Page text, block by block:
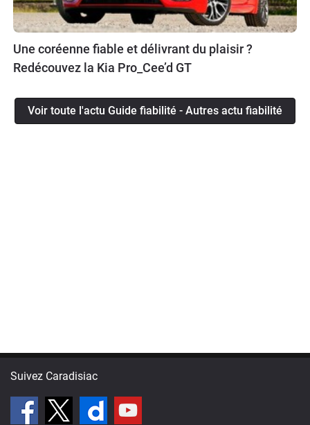
Une coréenne fiable et délivrant du plaisir ?
Redécouvez la Kia Pro_Cee’d GT
Voir toute l'actu Guide fiabilité - Autres actu fiabilité
Suivez Caradisiac